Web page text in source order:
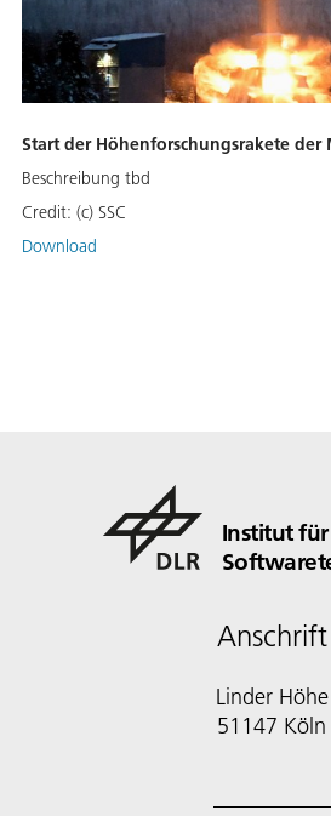
Start der Höhenforschungsrakete der
Beschreibung tbd
Credit: (c) SSC
Download
Institut für
Anschrift
Linder Höhe
51147 Köln